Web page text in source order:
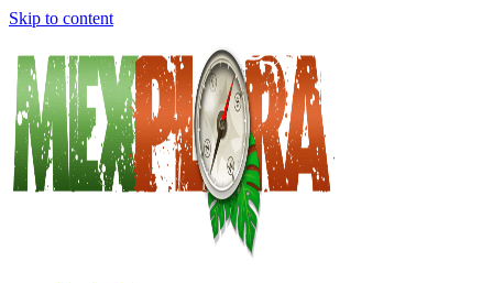
Skip to content